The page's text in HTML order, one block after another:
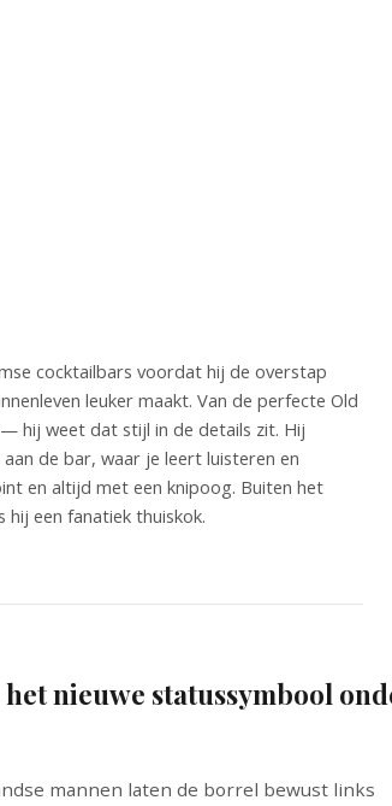
cocktailbars voordat hij de overstap
leuker maakt. Van de perfecte Old
hij weet dat stijl in de details zit. Hij
de bar, waar je leert luisteren en
en altijd met een knipoog. Buiten het
een fanatiek thuiskok.
nieuwe statussymbool
mannen laten de borrel bewust links